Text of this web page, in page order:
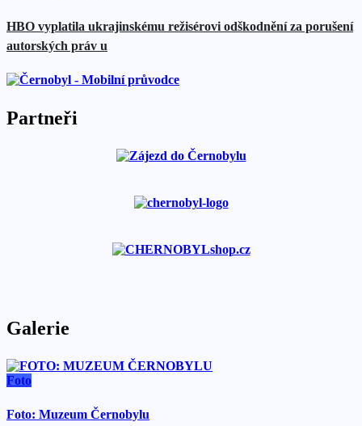
HBO vyplatila ukrajinskému režisérovi odškodnění za porušení
autorských práv u
Partneři
Galerie
Foto
Foto: Muzeum Černobylu